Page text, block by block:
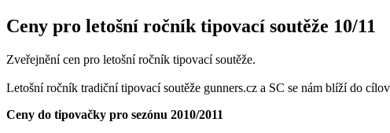
Ceny pro letošní ročník tipovací soutěže 10/11
Zveřejnění cen pro letošní ročník tipovací soutěže.
Letošní ročník tradiční tipovací soutěže gunners.cz a SC se nám blíží do
Ceny do tipovačky pro sezónu 2010/2011